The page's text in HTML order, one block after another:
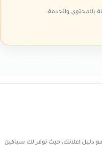
بالمحتوى والخدمة.
دليل اعلانك، حيث نوفر لك سباكين